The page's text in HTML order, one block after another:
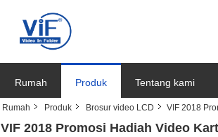
Rumah Produk Tentang kami
Rumah Produk Brosur video LCD VIF 2018
VIF 2018 Promosi Hadiah Video